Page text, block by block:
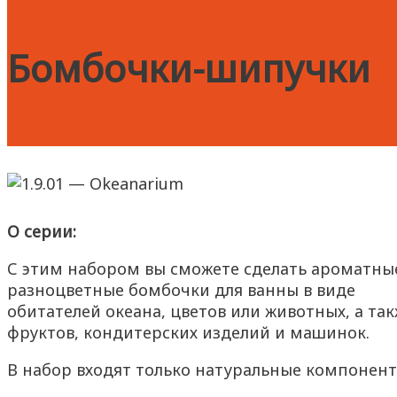
Бомбочки-шипучки
О серии:
С этим набором вы сможете сделать
разноцветные бомбочки для ванны в виде
обитателей океана, цветов или животных, а
фруктов, кондитерских изделий и машинок.
В набор входят только натуральные